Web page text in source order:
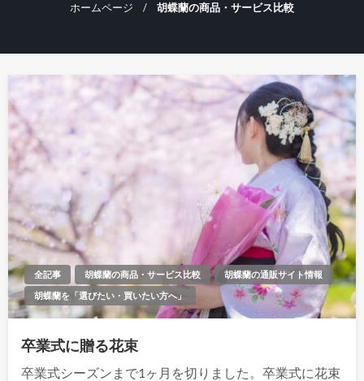
ホームページ 胡蝶蘭の商品・サービス比較
全記事 胡蝶蘭の商品・サービス比較
胡蝶蘭の通販サイト情報
胡蝶蘭を「選びたい・買いたい方へ」
卒業式に贈る花束
卒業式シーズンまで1ヶ月を切りました。卒業式に花束